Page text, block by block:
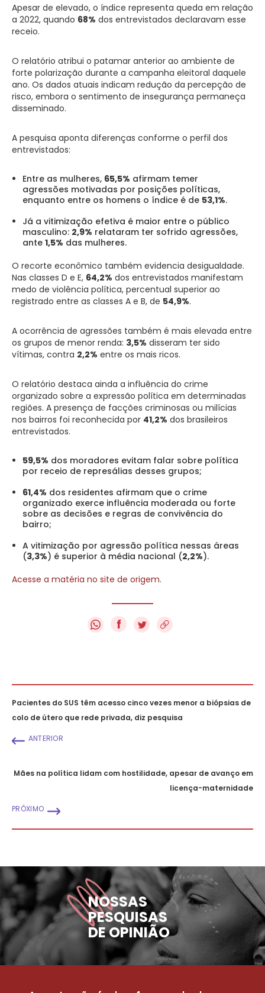
Apesar de elevado, o índice representa queda em relação
a 2022, quando 68% dos entrevistados declaravam esse
receio.
O relatório atribui o patamar anterior ao ambiente de
forte polarização durante a campanha eleitoral daquele
ano. Os dados atuais indicam redução da percepção de
risco, embora o sentimento de insegurança permaneça
disseminado.
A pesquisa aponta diferenças conforme o perfil dos
entrevistados:
Entre as mulheres, 65,5% afirmam temer
agressões motivadas por posições políticas,
enquanto entre os homens o índice é de 53,1%.
Já a vitimização efetiva é maior entre o público
masculino: 2,9% relataram ter sofrido agressões,
ante 1,5% das mulheres.
O recorte econômico também evidencia desigualdade.
Nas classes D e E, 64,2% dos entrevistados manifestam
medo de violência política, percentual superior ao
registrado entre as classes A e B, de 54,9%.
A ocorrência de agressões também é mais elevada entre
os grupos de menor renda: 3,5% disseram ter sido
vítimas, contra 2,2% entre os mais ricos.
O relatório destaca ainda a influência do crime
organizado sobre a expressão política em determinadas
regiões. A presença de facções criminosas ou milícias
nos bairros foi reconhecida por 41,2% dos brasileiros
entrevistados.
59,5% dos moradores evitam falar sobre política
por receio de represálias desses grupos;
61,4% dos residentes afirmam que o crime
organizado exerce influência moderada ou forte
sobre as decisões e regras de convivência do
bairro;
A vitimização por agressão política nessas áreas
(3,3%) é superior à média nacional (2,2%).
Acesse a matéria no site de origem.
f
Pacientes do SUS têm acesso cinco vezes menor a biópsias de
colo de útero que rede privada, diz pesquisa
ANTERIOR
Mães na política lidam com hostilidade, apesar de avanço em
licença-maternidade
PRÓXIMO
NOSSAS
PESQUISAS
DE OPINIÃO